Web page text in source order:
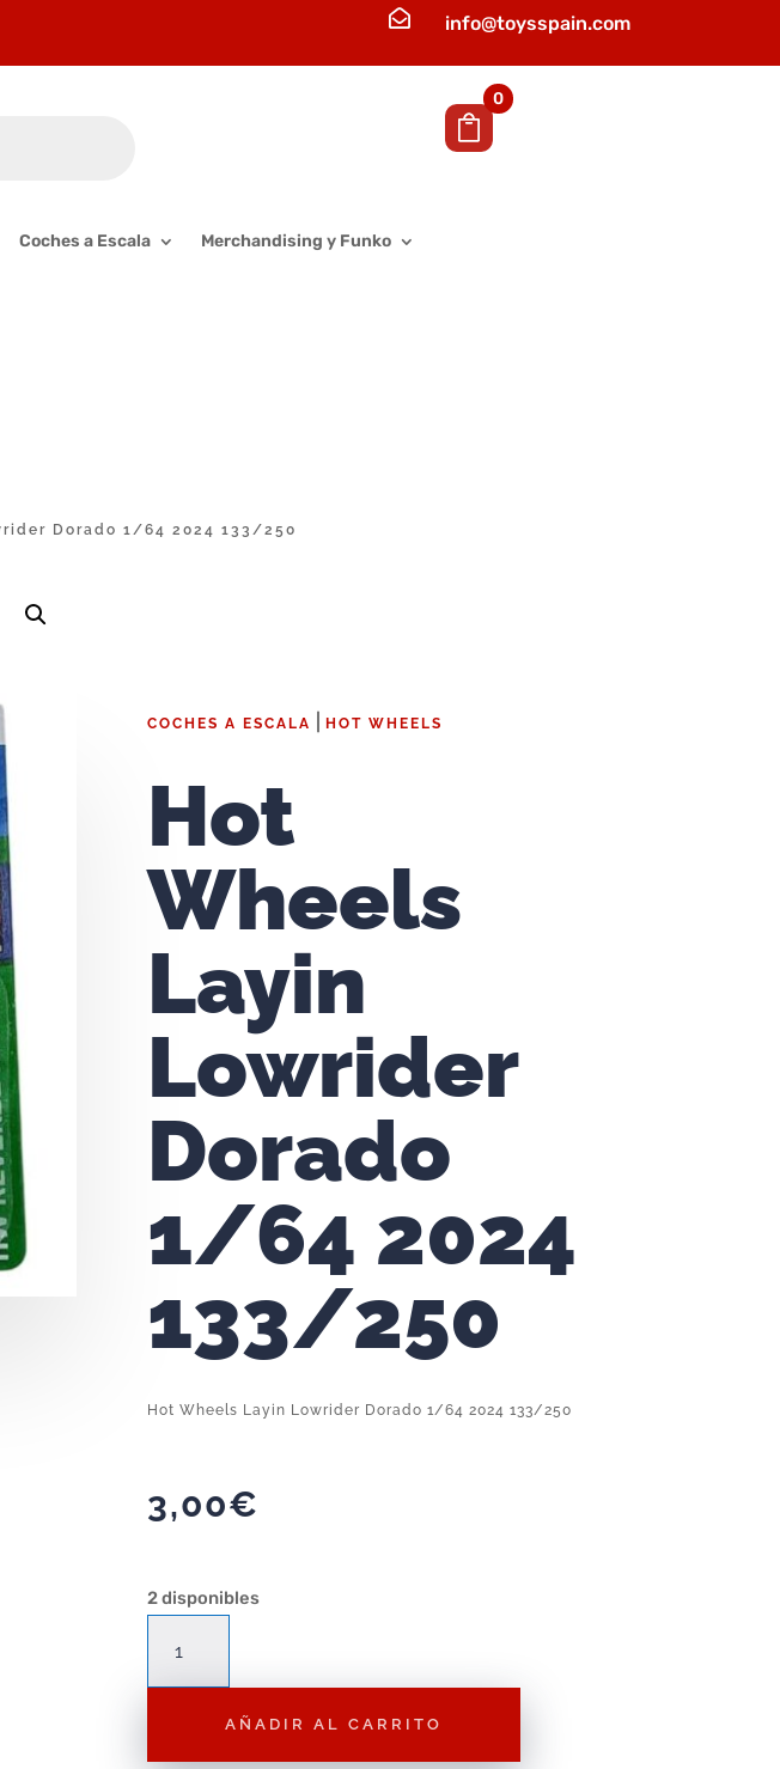
 info@toysspain.com
0
Coches a Escala Merchandising y Funko
Dorado 1/64 2024 133/250
COCHES A ESCALA HOT WHEELS
Hot
Wheels
Layin
Lowrider
Dorado
1/64 2024
133/250
Hot Wheels Layin Lowrider Dorado 1/64 2024 133/250
3,00€
2 disponibles
Wheels
Dorado
AÑADIR AL CARRITO